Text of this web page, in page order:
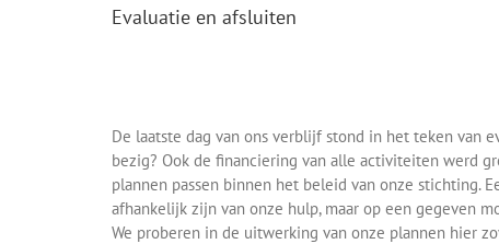
Evaluatie en afsluiten
De laatste dag van ons verblijf stond in het teken van
bezig? Ook de financiering van alle activiteiten werd
plannen passen binnen het beleid van onze stichting.
afhankelijk zijn van onze hulp, maar op een gegeven
We proberen in de uitwerking van onze plannen hier